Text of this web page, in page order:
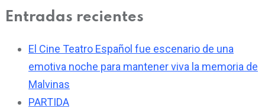
Entradas recientes
El Cine Teatro Español fue escenario de una
emotiva noche para mantener viva la memoria de
Malvinas
PARTIDA